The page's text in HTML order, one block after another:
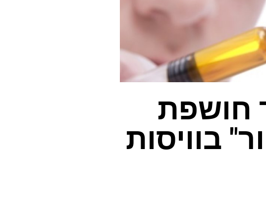
חושפת
בוויסות